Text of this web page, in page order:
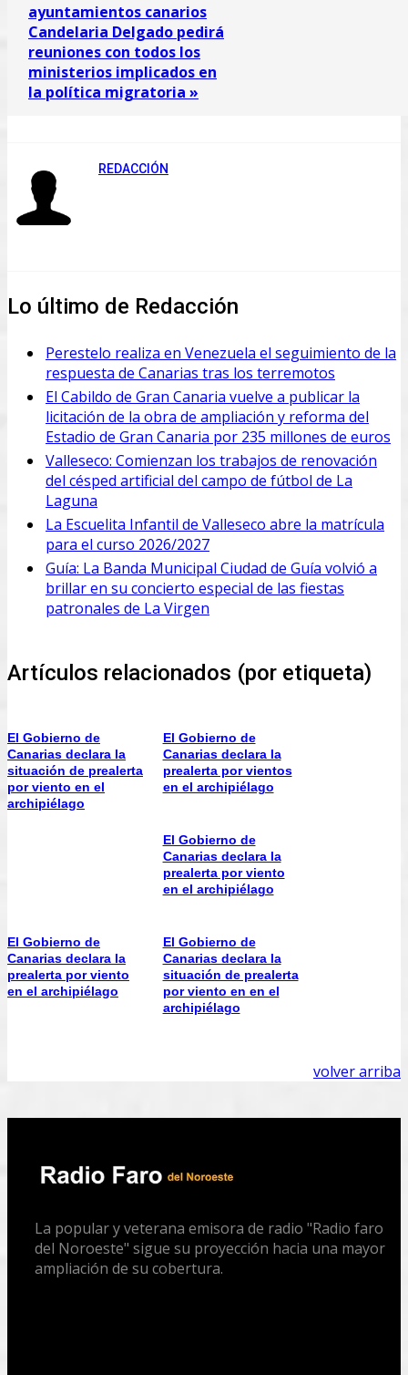
ayuntamientos canarios
Candelaria Delgado pedirá
reuniones con todos los
ministerios implicados en
la política migratoria »
REDACCIÓN
Lo último de Redacción
Perestelo realiza en Venezuela el seguimiento de la
respuesta de Canarias tras los terremotos
El Cabildo de Gran Canaria vuelve a publicar la
licitación de la obra de ampliación y reforma del
Estadio de Gran Canaria por 235 millones de euros
Valleseco: Comienzan los trabajos de renovación
del césped artificial del campo de fútbol de La
Laguna
La Escuelita Infantil de Valleseco abre la matrícula
para el curso 2026/2027
Guía: La Banda Municipal Ciudad de Guía volvió a
brillar en su concierto especial de las fiestas
patronales de La Virgen
Artículos relacionados (por etiqueta)
El Gobierno de
Canarias declara la
situación de prealerta
por viento en el
archipiélago
El Gobierno de
Canarias declara la
prealerta por vientos
en el archipiélago
El Gobierno de
Canarias declara la
prealerta por viento
en el archipiélago
El Gobierno de
Canarias declara la
prealerta por viento
en el archipiélago
El Gobierno de
Canarias declara la
situación de prealerta
por viento en en el
archipiélago
volver arriba
La popular y veterana emisora de radio "Radio faro
del Noroeste" sigue su proyección hacia una mayor
ampliación de su cobertura.